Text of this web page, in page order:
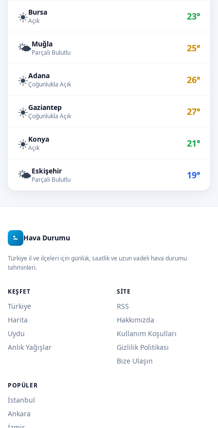
☀️Bursa
Açık 23°
🌤️Muğla
Parçalı Bulutlu 25°
☀️Adana
Çoğunlukla Açık 26°
☀️Gaziantep
Çoğunlukla Açık 27°
☀️Konya
Açık 21°
🌤️Eskişehir
Parçalı Bulutlu 19°
Hava Durumu
Türkiye il ve ilçeleri için günlük, saatlik ve uzun vadeli hava durumu
tahminleri.
KEŞFET
Türkiye
Harita
Uydu
Anlık Yağışlar
SITE
RSS
Hakkımızda
Kullanım Koşulları
Gizlilik Politikası
Bize Ulaşın
POPÜLER
İstanbul
Ankara